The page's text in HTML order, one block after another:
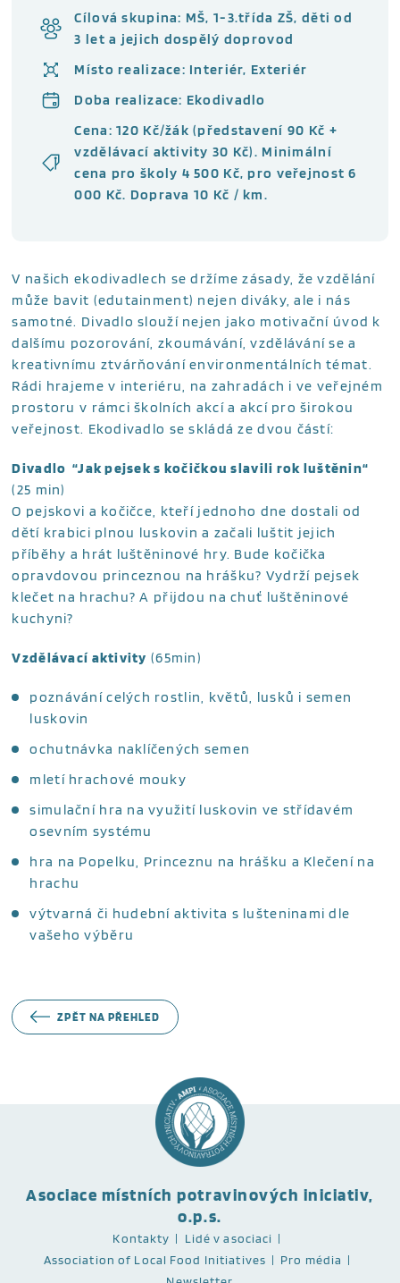
Cílová skupina: MŠ, 1-3.třída ZŠ, děti od
3 let a jejich dospělý doprovod
Místo realizace: Interiér, Exteriér
Doba realizace: Ekodivadlo
Cena: 120 Kč/žák (představení 90 Kč +
vzdělávací aktivity 30 Kč). Minimální
cena pro školy 4 500 Kč, pro veřejnost 6
000 Kč. Doprava 10 Kč / km.
V našich ekodivadlech se držíme zásady, že vzdělání
může bavit (edutainment) nejen diváky, ale i nás
samotné. Divadlo slouží nejen jako motivační úvod k
dalšímu pozorování, zkoumávání, vzdělávání se a
kreativnímu ztvárňování environmentálních témat.
Rádi hrajeme v interiéru, na zahradách i ve veřejném
prostoru v rámci školních akcí a akcí pro širokou
veřejnost. Ekodivadlo se skládá ze dvou částí:
Divadlo “Jak pejsek s kočičkou slavili rok luštěnin“
(25 min)
O pejskovi a kočičce, kteří jednoho dne dostali od
dětí krabici plnou luskovin a začali luštit jejich
příběhy a hrát luštěninové hry. Bude kočička
opravdovou princeznou na hrášku? Vydrží pejsek
klečet na hrachu? A přijdou na chuť luštěninové
kuchyni?
Vzdělávací aktivity (65min)
poznávání celých rostlin, květů, lusků i semen
luskovin
ochutnávka naklíčených semen
mletí hrachové mouky
simulační hra na využití luskovin ve střídavém
osevním systému
hra na Popelku, Princeznu na hrášku a Klečení na
hrachu
výtvarná či hudební aktivita s lušteninami dle
vašeho výběru
ZPĚT NA PŘEHLED
Asociace místních potravinových iniciativ,
o.p.s.
Kontakty
Lidé v asociaci
Association of Local Food Initiatives
Pro média